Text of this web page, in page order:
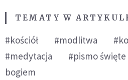
TEMATY W
#kościół #modlitwa
#medytacja
#pismo święte
bogiem